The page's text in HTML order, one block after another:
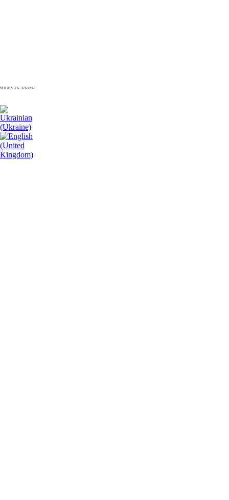
волю народу, - Президент України Володимир Зеленський